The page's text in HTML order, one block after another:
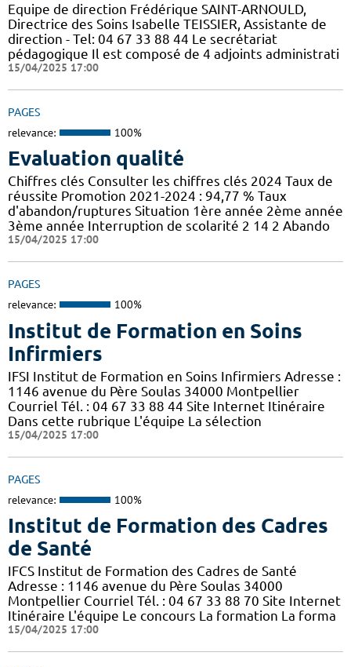
Equipe de direction Frédérique SAINT-ARNOULD,
Directrice des Soins Isabelle TEISSIER, Assistante de
direction - Tel: 04 67 33 88 44 Le secrétariat
pédagogique Il est composé de 4 adjoints administrati
15/04/2025 17:00
PAGES
relevance: 100%
Evaluation qualité
Chiffres clés Consulter les chiffres clés 2024 Taux de
réussite Promotion 2021-2024 : 94,77 % Taux
d'abandon/ruptures Situation 1ère année 2ème année
3ème année Interruption de scolarité 2 14 2 Abando
15/04/2025 17:00
PAGES
relevance: 100%
Institut de Formation en Soins
Infirmiers
IFSI Institut de Formation en Soins Infirmiers Adresse :
1146 avenue du Père Soulas 34000 Montpellier
Courriel Tél. : 04 67 33 88 44 Site Internet Itinéraire
Dans cette rubrique L'équipe La sélection
15/04/2025 17:00
PAGES
relevance: 100%
Institut de Formation des Cadres
de Santé
IFCS Institut de Formation des Cadres de Santé
Adresse : 1146 avenue du Père Soulas 34000
Montpellier Courriel Tél. : 04 67 33 88 70 Site Internet
Itinéraire L'équipe Le concours La formation La forma
15/04/2025 17:00